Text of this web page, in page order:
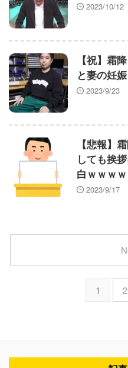
2023/10/12
【祝】霜
と妻の妊
2023/9/23
【悲報】
しても挨
白ｗｗｗ
2023/9/17
1 2